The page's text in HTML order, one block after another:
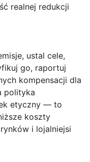
realnej redukcji
ustal cele,
go, raportuj
kompensacji dla
polityka
etyczny — to
koszty
i lojalniejsi